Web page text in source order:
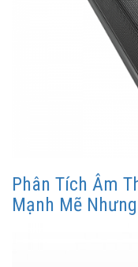
Phân Tích Âm
Mạnh Mẽ